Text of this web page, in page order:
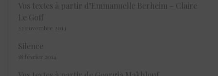
Vos textes à partir d’Emmanuelle Berheim – Claire
Le Goff
23 novembre 2014
Silence
18 février 2014